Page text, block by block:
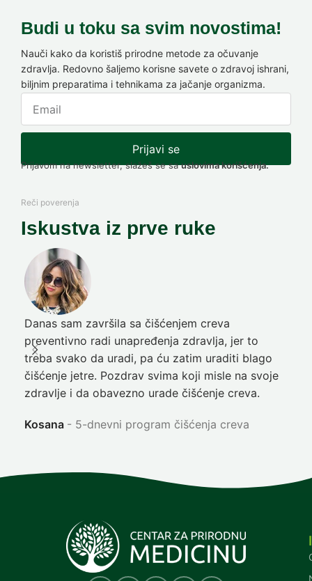
Budi u toku sa svim novostima!
Nauči kako da koristiš prirodne metode za očuvanje
zdravlja. Redovno šaljemo korisne savete o zdravoj ishrani,
biljnim preparatima i tehnikama za jačanje organizma.
Prijavi se
Prijavom na newsletter, slažeš se sauslovima korišćenja.
Reči poverenja
Iskustva iz prve ruke
Danas sam završila sa čišćenjem creva
preventivno radi unapređenja zdravlja, jer to
treba svako da uradi, pa ću zatim uraditi blago
čišćenje jetre. Pozdrav svima koji misle na svoje
zdravlje i da obavezno urade čišćenje creva.
Kosana 5-dnevni program čišćenja creva